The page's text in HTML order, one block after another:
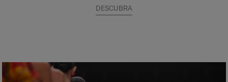
DESCUBRA